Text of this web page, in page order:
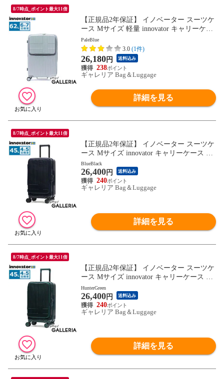
8/7時点_ポイント最大11倍
【正規品2年保証】 イノベーター スーツケ
ース Mサイズ 軽量 innovator キャリーケー
ス suitcase ストッパー フロントポケット キ
ャリーバッグ PC 静音 TSAロック 旅行 6泊
7泊 Extreme Journey 62L Middle INV60
PaleBlue
3.0 (1件)
26,180円 送料込み
238
ギャレリア Bag＆Luggage
詳細を見る
8/7時点_ポイント最大11倍
【正規品2年保証】 イノベーター スーツケ
ース Mサイズ innovator キャリーケース 軽
量 軽い ストッパー 静音 旅行 2泊 3泊 4泊 5
泊 Extreme Journey 45L Middle INV550DOR-
MIRR
BlueBlack
26,400円 送料込み
240
ギャレリア Bag＆Luggage
詳細を見る
8/7時点_ポイント最大11倍
【正規品2年保証】 イノベーター スーツケ
ース Mサイズ innovator キャリーケース 軽
量 軽い ストッパー 静音 旅行 2泊 3泊 4泊 5
泊 Extreme Journey 45L Middle INV550DOR-
MIRR
HunterGreen
26,400円 送料込み
240
ギャレリア Bag＆Luggage
詳細を見る